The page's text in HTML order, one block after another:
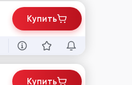
Купить
Купить